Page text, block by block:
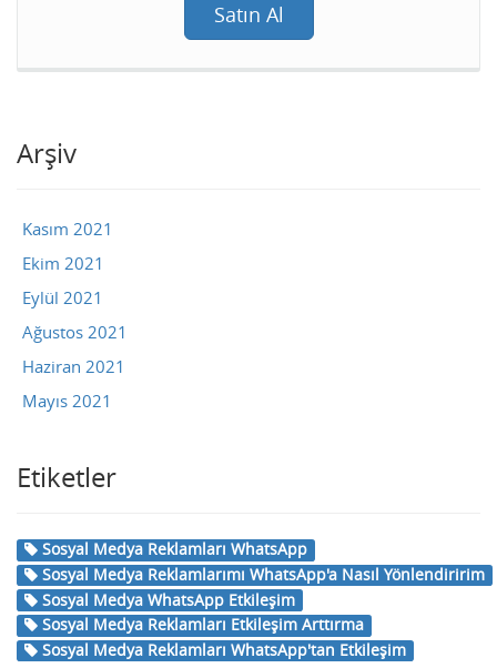
Satın Al
Arşiv
Kasım 2021
Ekim 2021
Eylül 2021
Ağustos 2021
Haziran 2021
Mayıs 2021
Etiketler
Sosyal Medya Reklamları WhatsApp
Sosyal Medya Reklamlarımı WhatsApp'a Nasıl Yönlendiririm
Sosyal Medya WhatsApp Etkileşim
Sosyal Medya Reklamları Etkileşim Arttırma
Sosyal Medya Reklamları WhatsApp'tan Etkileşim